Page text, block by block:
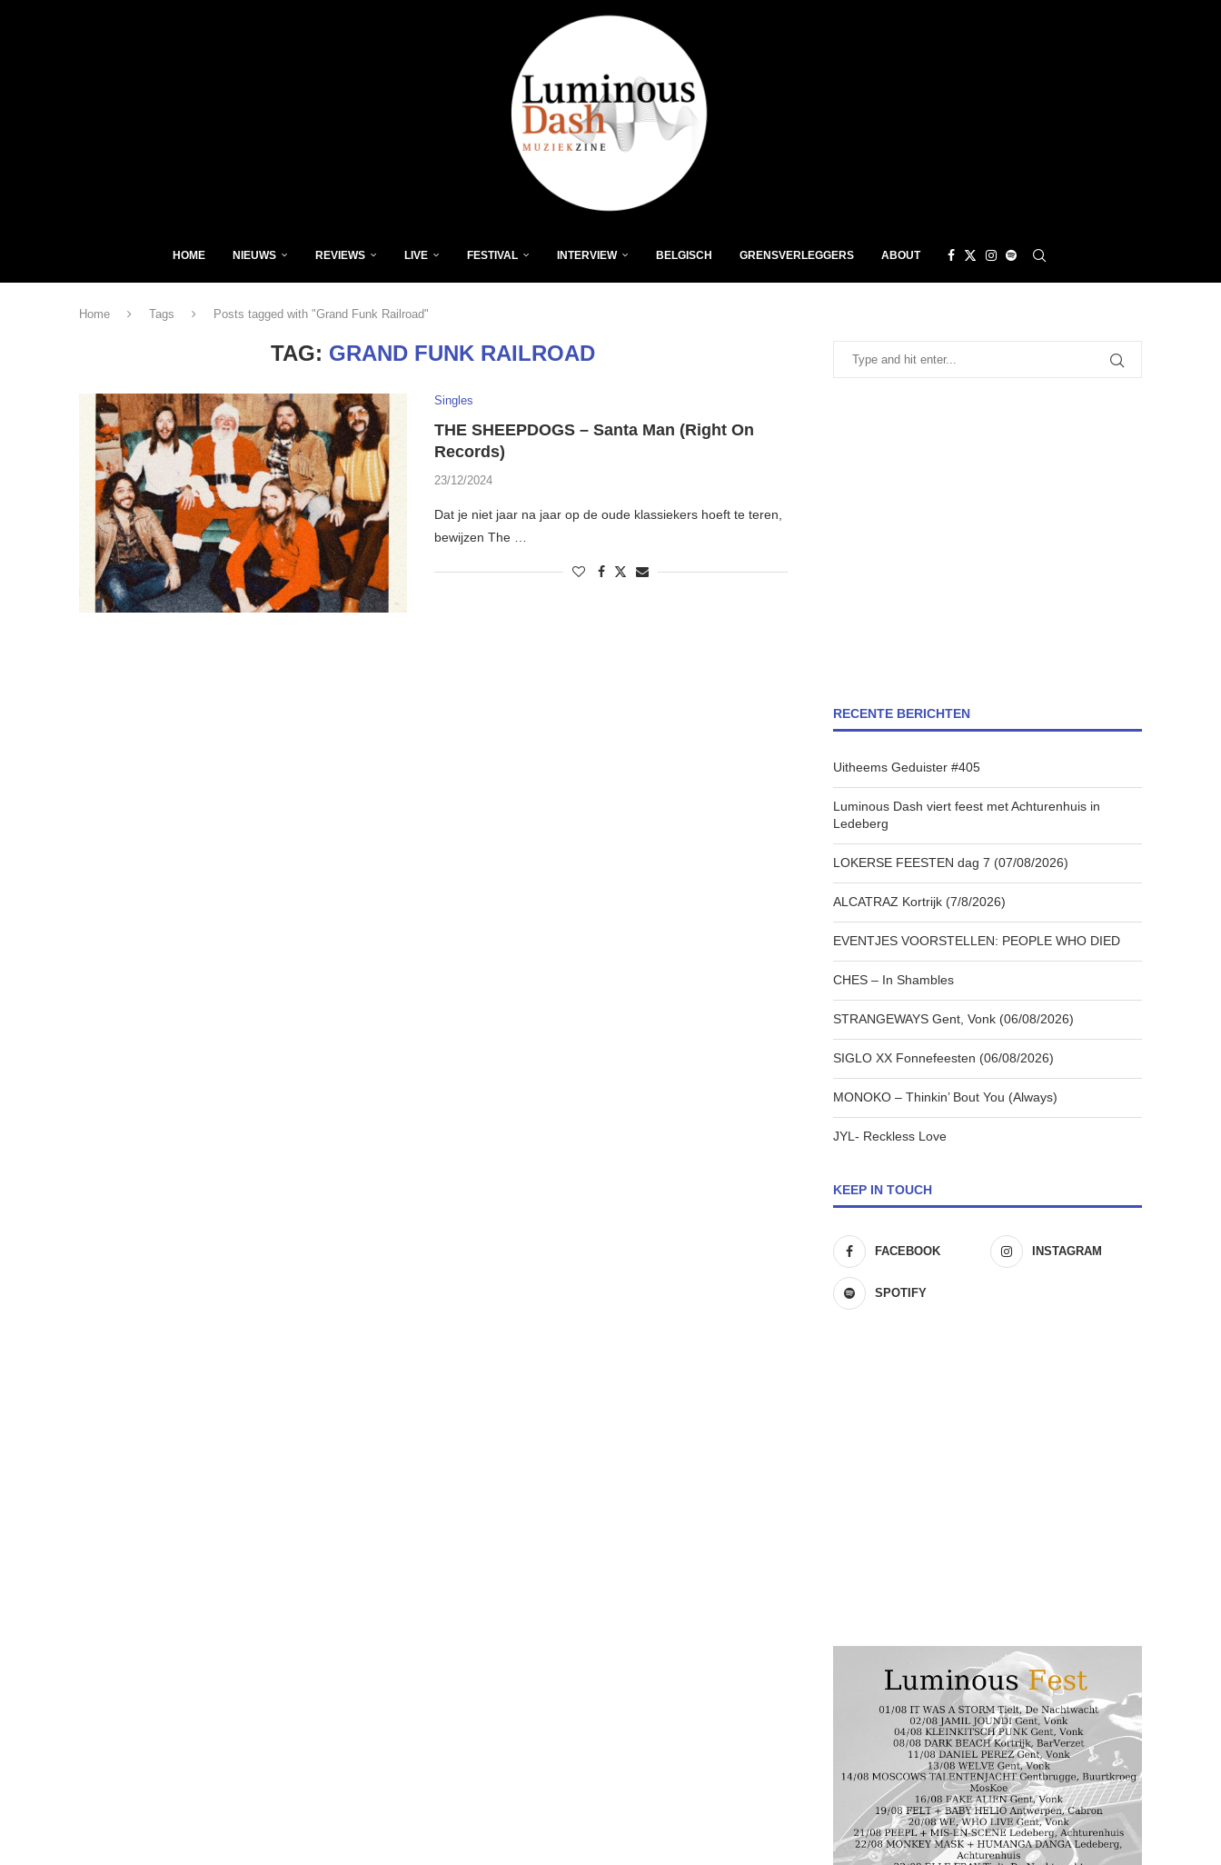
HOME NIEUWS REVIEWS LIVE FESTIVAL INTERVIEW BELGISCH GRENSVERLEGGERS ABOUT
Home Tags Posts tagged with "Grand Funk Railroad"
TAG: GRAND FUNK RAILROAD
Singles
THE SHEEPDOGS – Santa Man (Right On
Records)
23/12/2024
Dat je niet jaar na jaar op de oude klassiekers hoeft te teren,
bewijzen The …
RECENTE BERICHTEN
Uitheems Geduister #405
Luminous Dash viert feest met Achturenhuis in
Ledeberg
LOKERSE FEESTEN dag 7 (07/08/2026)
ALCATRAZ Kortrijk (7/8/2026)
EVENTJES VOORSTELLEN: PEOPLE WHO DIED
CHES – In Shambles
STRANGEWAYS Gent, Vonk (06/08/2026)
SIGLO XX Fonnefeesten (06/08/2026)
MONOKO – Thinkin’ Bout You (Always)
JYL- Reckless Love
KEEP IN TOUCH
FACEBOOK INSTAGRAM
SPOTIFY